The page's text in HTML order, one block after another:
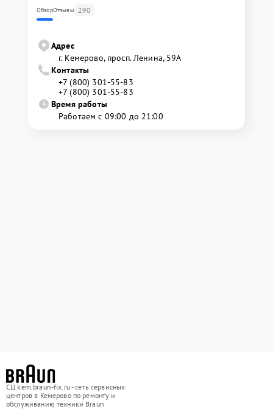
ОбзорОтзывы 290
Адрес
г. Кемерово, просп. Ленина, 59А
Контакты
+7 (800) 301-55-83
+7 (800) 301-55-83
Время работы
Работаем с 09:00 до 21:00
СЦ kem.braun-fix.ru - сеть сервисных
центров в Кемерово по ремонту и
обслуживанию техники Braun